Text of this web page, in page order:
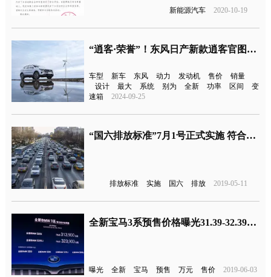
新能源汽车 2020-10-19
“逍客·荣誉”！东风日产新款逍客官图发布
车型 新车 东风 动力 发动机 售价
销量
设计
最大 系统 别为 全新 功率 区间
变
速箱
2024-09-25
“国六排放标准”7月1号正式实施 符合国六标准车型目录一览
排放标准 实施 国六 排放 2019-05-11
全新宝马3系预售价格曝光31.39-32.39万元 6月22日上市
曝光 全新 宝马 预售 万元 售价 2019-06-03